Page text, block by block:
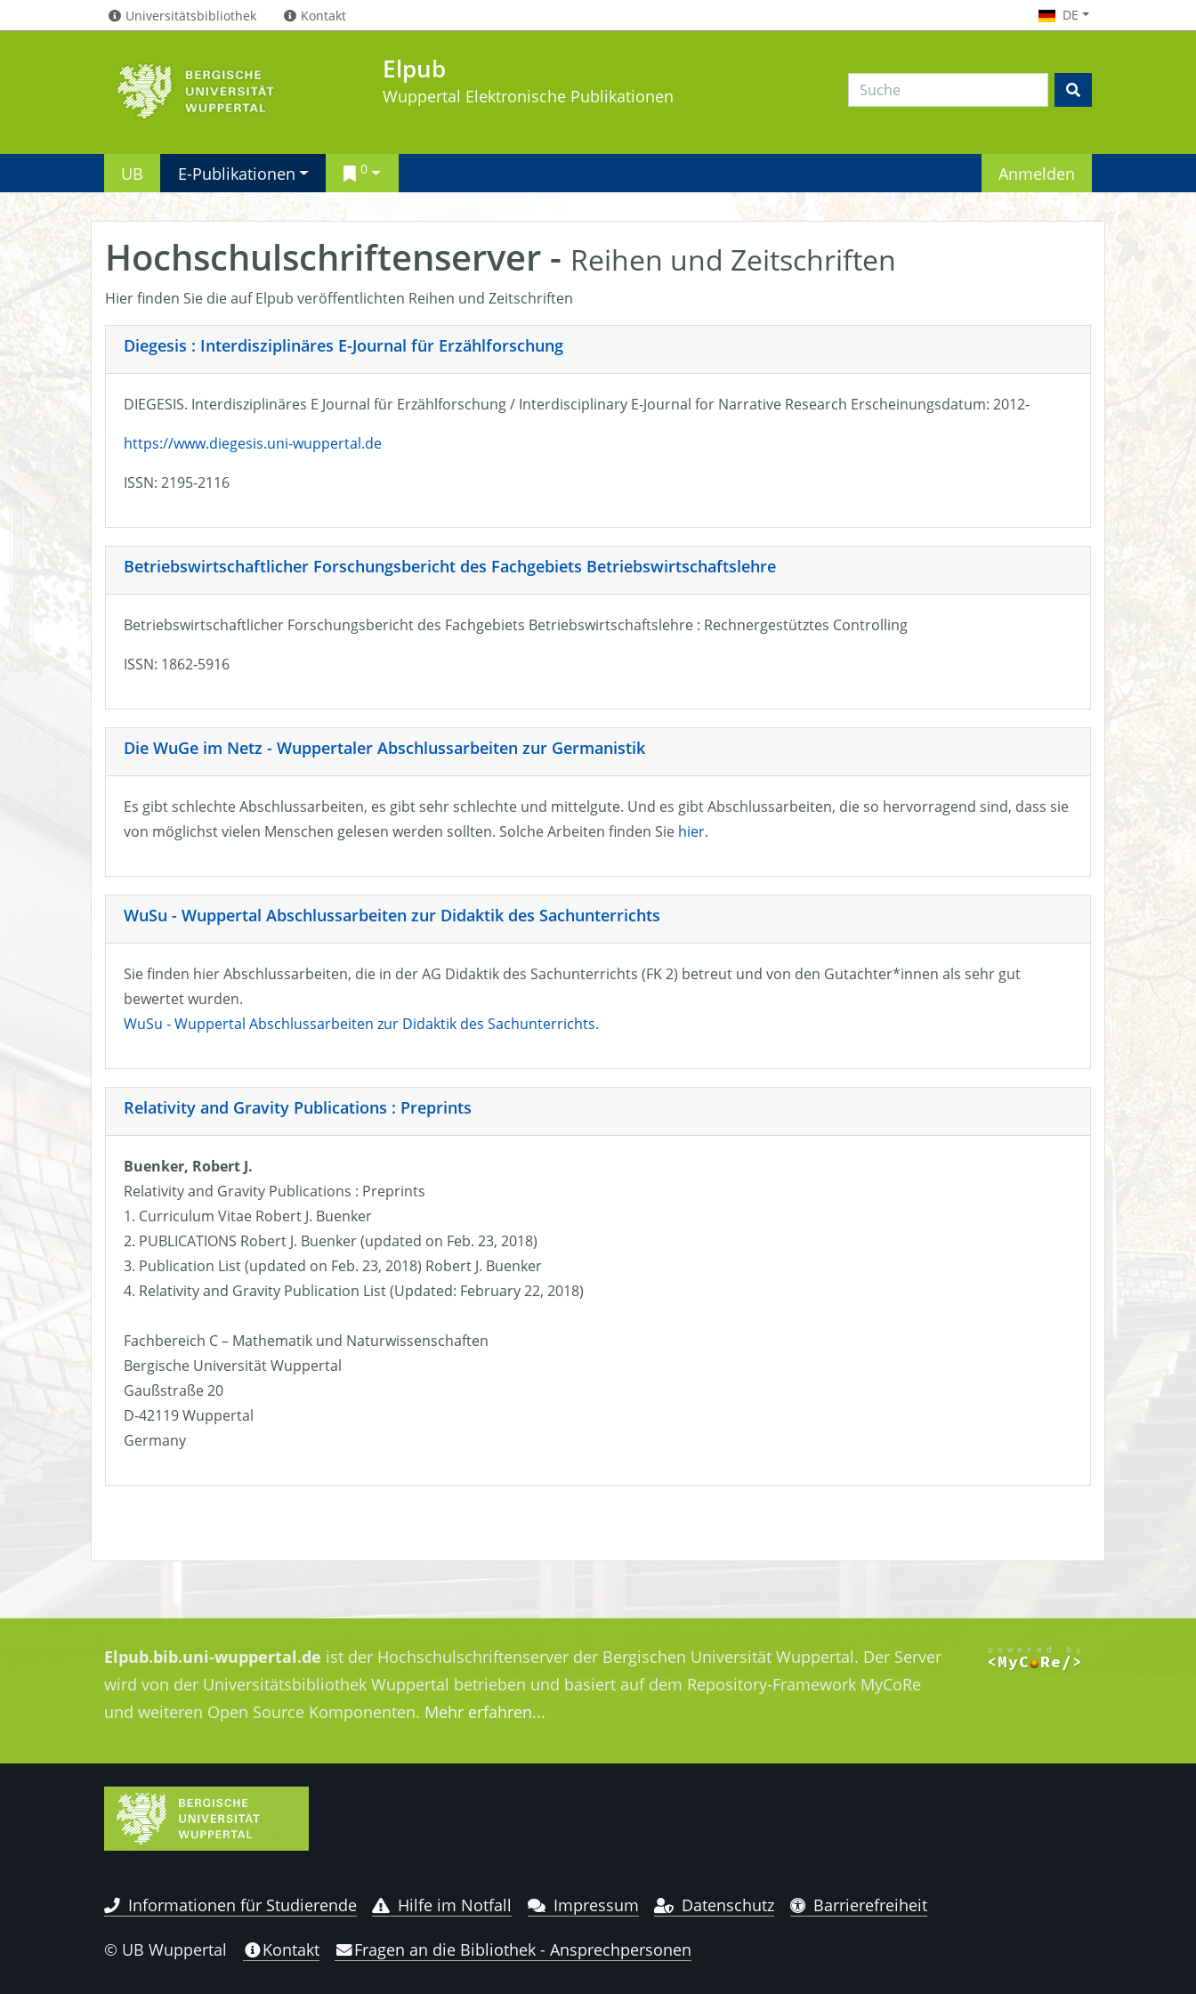
Universitätsbibliothek Kontakt DE
Elpub
Wuppertal Elektronische Publikationen
UB E-Publikationen 0 Anmelden
Hochschulschriftenserver - Reihen und Zeitschriften
Hier finden Sie die auf Elpub veröffentlichten Reihen und Zeitschriften
Diegesis : Interdisziplinäres E-Journal für Erzählforschung
DIEGESIS. Interdisziplinäres E Journal für Erzählforschung / Interdisciplinary E-Journal for Narrative Research Erscheinungsdatum: 2012-
https://www.diegesis.uni-wuppertal.de
ISSN: 2195-2116
Betriebswirtschaftlicher Forschungsbericht des Fachgebiets Betriebswirtschaftslehre
Betriebswirtschaftlicher Forschungsbericht des Fachgebiets Betriebswirtschaftslehre : Rechnergestütztes Controlling
ISSN: 1862-5916
Die WuGe im Netz - Wuppertaler Abschlussarbeiten zur Germanistik
Es gibt schlechte Abschlussarbeiten, es gibt sehr schlechte und mittelgute. Und es gibt Abschlussarbeiten, die so hervorragend sind, dass sie
von möglichst vielen Menschen gelesen werden sollten. Solche Arbeiten finden Sie hier.
WuSu - Wuppertal Abschlussarbeiten zur Didaktik des Sachunterrichts
Sie finden hier Abschlussarbeiten, die in der AG Didaktik des Sachunterrichts (FK 2) betreut und von den Gutachter*innen als sehr gut
bewertet wurden.
WuSu - Wuppertal Abschlussarbeiten zur Didaktik des Sachunterrichts.
Relativity and Gravity Publications : Preprints
Buenker, Robert J.
Relativity and Gravity Publications : Preprints
1. Curriculum Vitae Robert J. Buenker
2. PUBLICATIONS Robert J. Buenker (updated on Feb. 23, 2018)
3. Publication List (updated on Feb. 23, 2018) Robert J. Buenker
4. Relativity and Gravity Publication List (Updated: February 22, 2018)
Fachbereich C – Mathematik und Naturwissenschaften
Bergische Universität Wuppertal
Gaußstraße 20
D-42119 Wuppertal
Germany
Elpub.bib.uni-wuppertal.de ist der Hochschulschriftenserver der Bergischen Universität Wuppertal. Der Server
wird von der Universitätsbibliothek Wuppertal betrieben und basiert auf dem Repository-Framework MyCoRe
und weiteren Open Source Komponenten. Mehr erfahren...
Informationen für Studierende Hilfe im Notfall Impressum Datenschutz Barrierefreiheit
© UB Wuppertal Kontakt Fragen an die Bibliothek - Ansprechpersonen